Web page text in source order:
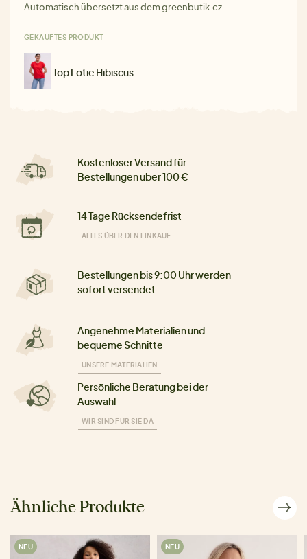
Automatisch übersetzt aus dem greenbutik.cz
GEKAUFTES PRODUKT
Top Lotie Hibiscus
Kostenloser Versand für
Bestellungen über 100 €
14 Tage Rücksendefrist
ALLES ÜBER DEN EINKAUF
Bestellungen bis 9:00 Uhr werden
sofort versendet
Angenehme Materialien und
bequeme Schnitte
UNSERE MATERIALIEN
Persönliche Beratung bei der
Auswahl
WIR SIND FÜR SIE DA
Ähnliche Produkte
NEU NEU